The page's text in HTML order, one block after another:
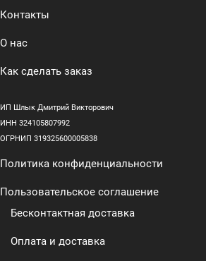
Контакты
О нас
Как сделать заказ
ИП Шлык Дмитрий Викторович
ИНН 324105807992
ОГРНИП 319325600005838
Политика конфиденциальности
Пользовательское соглашение
Бесконтактная доставка
Оплата и доставка